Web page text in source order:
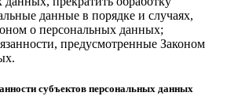
данные в порядке и случаях,
о персональных данных;
предусмотренные Законом
субъектов персональных данных